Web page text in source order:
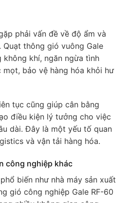
phải vấn đề về độ ẩm và
thông gió vuông Gale
không khí, ngăn ngừa tình
bảo vệ hàng hóa khỏi hư
tục cũng giúp cân bằng
điều kiện lý tưởng cho việc
dài. Đây là một yếu tố quan
và vận tải hàng hóa.
công nghiệp khác
biến như nhà máy sản xuất
gió công nghiệp Gale RF-60